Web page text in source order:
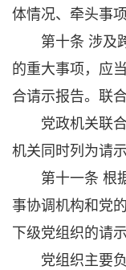
体情况、牵头事
第十条 涉及跨
的重大事项，应
合请示报告。联
党政机关联合
机关同时列为请
第十一条 根据
事协调机构和党
下级党组织的请
党组织主要负